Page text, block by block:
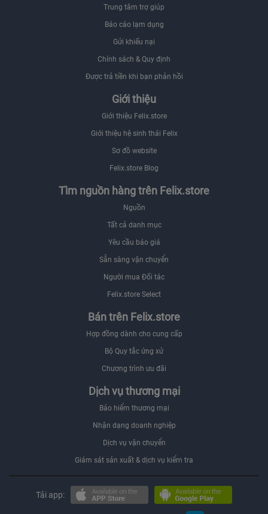
Trung tâm trợ giúp
Báo cáo lạm dụng
Gửi khiếu nại
Chính sách & Quy định
Được trả tiền khi bạn phản hồi
Giới thiệu
Giới thiệu Felix.store
Giới thiệu hệ sinh thái Felix
Sơ đồ website
Felix.store Blog
Tìm nguồn hàng trên Felix.store
Nguồn
Tất cả danh mục
Yêu cầu báo giá
Sẵn sàng vận chuyển
Người mua Đối tác
Felix.store Select
Bán trên Felix.store
Hợp đồng dành cho cung cấp
Bộ Quy tắc ứng xử
Chương trình ưu đãi
Dịch vụ thương mại
Bảo hiểm thương mại
Nhận dạng doanh nghiệp
Dịch vụ vận chuyển
Giám sát sản xuất & dịch vụ kiểm tra
Tải app: